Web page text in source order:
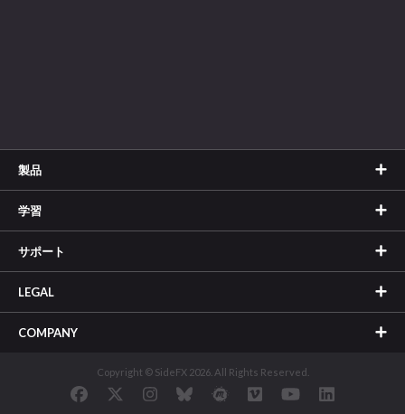
製品
学習
サポート
LEGAL
COMPANY
Copyright © SideFX 2026. All Rights Reserved.